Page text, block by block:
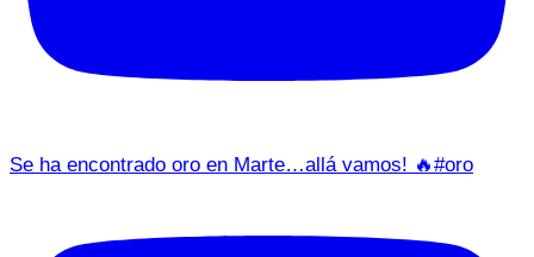
Se ha encontrado oro en Marte…allá vamos! 🔥#oro